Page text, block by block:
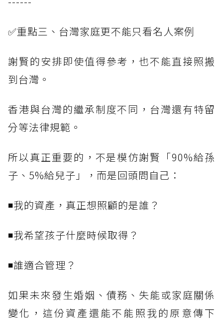
✅重點三、台灣家庭更不能只看名人案例
謝賢的安排即使值得參考，也不能直接照搬
到台灣。
香港與台灣的繼承制度不同，台灣還有特留
分等法律規範。
所以真正重要的，不是模仿謝賢「90%給孫
子、5%給兒子」，而是回頭問自己：
◾我的資產，真正想照顧的是誰？
◾我希望孩子什麼時候取得？
◾誰適合管理？
如果未來發生婚姻、債務、失能或家庭關係
變化，這份資產還能不能照我的原意傳下